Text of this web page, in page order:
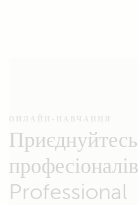
ОНЛАЙН-НАВЧАННЯ
Professional